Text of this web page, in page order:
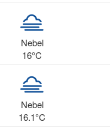
Nebel
16°C
Nebel
16.1°C